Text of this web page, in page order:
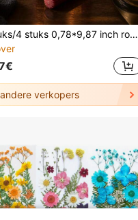
2 stuks/4 stuks 0,78*9,87 inch rode lange kaarsen in de vorm van een tandwiel met stekels, rookvrije sojawax, geschikt voor huisdecoratie, slaapkamerinrichting, feestdagenversiering, feestdecoratie en fotorekwisieten, creëert een romantische sfeer
andere verkopers